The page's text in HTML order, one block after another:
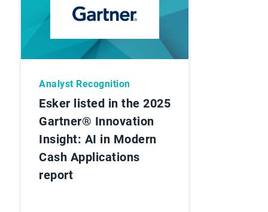
Analyst Recognition
Esker listed in the 2025
Gartner® Innovation
Insight: AI in Modern
Cash Applications
report